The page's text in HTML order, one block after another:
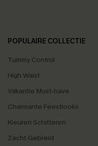
POPULAIRE COLLECTIE
Tummy Control
High Waist
Vakantie Must-have
Charmante Feestlooks
Kleuren Schitteren
Zacht Gebreid